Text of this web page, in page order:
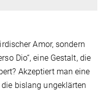
Amor, sondern
Dio“, eine Gestalt, die
Akzeptiert man eine
bislang ungeklärten